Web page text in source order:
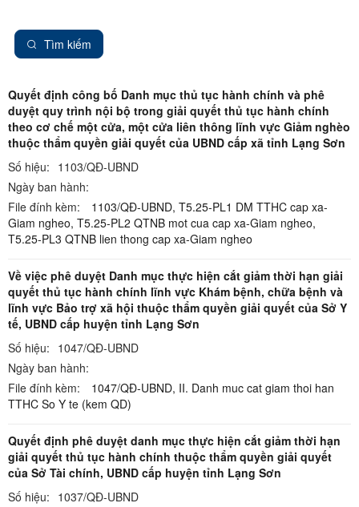
Tìm kiếm
Quyết định công bố Danh mục thủ tục hành chính và phê
duyệt quy trình nội bộ trong giải quyết thủ tục hành chính
theo cơ chế một cửa, một cửa liên thông lĩnh vực Giảm nghèo
thuộc thẩm quyền giải quyết của UBND cấp xã tỉnh Lạng Sơn
Số hiệu: 1103/QĐ-UBND
Ngày ban hành:
File đính kèm:
1103/QĐ-UBND, T5.25-PL1 DM TTHC cap xa-
Giam ngheo, T5.25-PL2 QTNB mot cua cap xa-Giam ngheo,
T5.25-PL3 QTNB lien thong cap xa-Giam ngheo
Về việc phê duyệt Danh mục thực hiện cắt giảm thời hạn giải
quyết thủ tục hành chính lĩnh vực Khám bệnh, chữa bệnh và
lĩnh vực Bảo trợ xã hội thuộc thẩm quyền giải quyết của Sở Y
tế, UBND cấp huyện tỉnh Lạng Sơn
Số hiệu: 1047/QĐ-UBND
Ngày ban hành:
File đính kèm:
1047/QĐ-UBND, II. Danh muc cat giam thoi han
TTHC So Y te (kem QD)
Quyết định phê duyệt danh mục thực hiện cắt giảm thời hạn
giải quyết thủ tục hành chính thuộc thẩm quyền giải quyết
của Sở Tài chính, UBND cấp huyện tỉnh Lạng Sơn
Số hiệu: 1037/QĐ-UBND